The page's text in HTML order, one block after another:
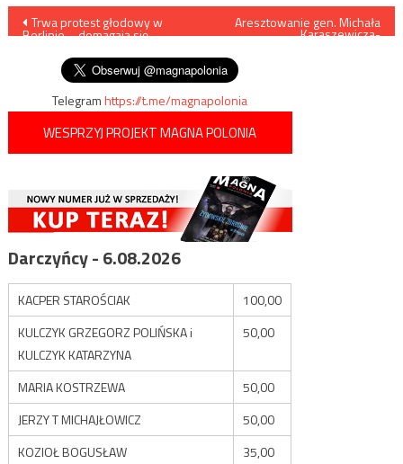
Nawigacja
wpisu
Trwa protest głodowy w
Berlinie – domagają się
Aresztowanie gen. Michała
Karaszewicza-
Telegramhttps://t.me/magnapolonia
WESPRZYJ PROJEKT MAGNA POLONIA
Darczyńcy - 6.08.2026
KACPER STAROŚCIAK
100,00
KULCZYK GRZEGORZ POLIŃSKA i
KULCZYK KATARZYNA
50,00
MARIA KOSTRZEWA
50,00
JERZY T MICHAJŁOWICZ
50,00
KOZIOŁ BOGUSŁAW
35,00